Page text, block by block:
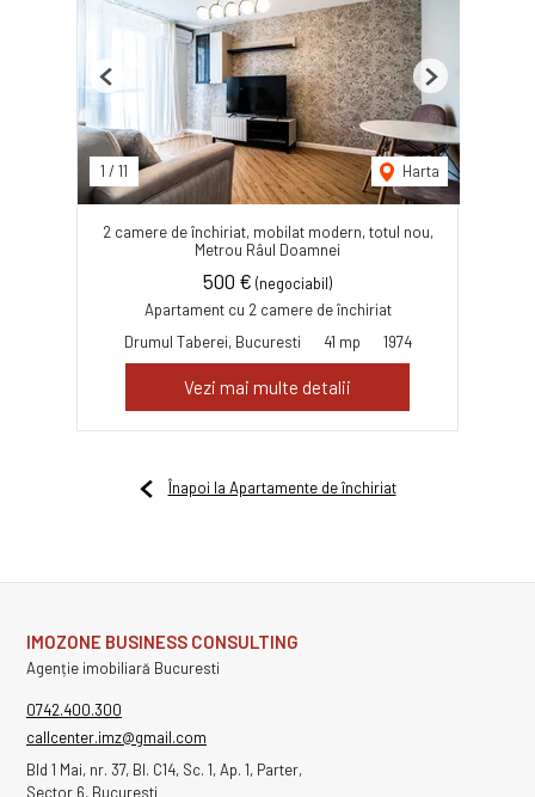
1 / 11 Harta
Previous Next
2 camere de închiriat, mobilat modern, totul nou,
Metrou Râul Doamnei
500 € (negociabil)
Apartament cu 2 camere de închiriat
Drumul Taberei, Bucuresti
41 mp 1974
Vezi mai multe detalii
Înapoi la Apartamente de închiriat
IMOZONE BUSINESS CONSULTING
Agenție imobiliară Bucuresti
0742.400.300
callcenter.imz@gmail.com
Bld 1 Mai, nr. 37, Bl. C14, Sc. 1, Ap. 1, Parter,
Sector 6, Bucuresti